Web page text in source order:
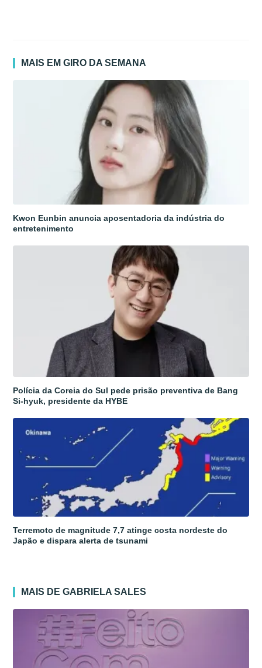
MAIS EM GIRO DA SEMANA
Kwon Eunbin anuncia aposentadoria da indústria do
entretenimento
Polícia da Coreia do Sul pede prisão preventiva de Bang
Si-hyuk, presidente da HYBE
Terremoto de magnitude 7,7 atinge costa nordeste do
Japão e dispara alerta de tsunami
MAIS DE GABRIELA SALES